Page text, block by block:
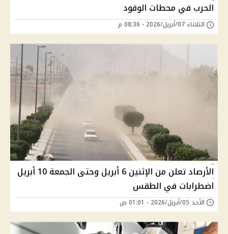
الحرب في محطات الوقود
الثلاثاء 07/أبريل/2026 - 08:36 م
الأرصاد تعلن من الإثنين 6 أبريل وحتى الجمعة 10 أبريل
اضطرابات في الطقس
الأحد 05/أبريل/2026 - 01:01 ص